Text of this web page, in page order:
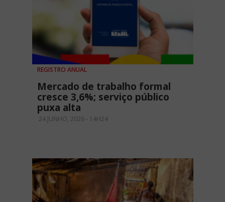
REGISTRO ANUAL
Mercado de trabalho formal
cresce 3,6%; serviço público
puxa alta
24 JUNHO, 2026 - 14H24